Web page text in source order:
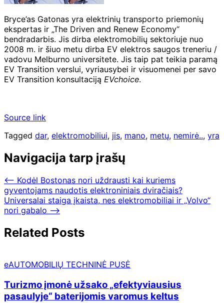
Bryce’as Gatonas yra elektrinių transporto priemonių
ekspertas ir „The Driven and Renew Economy“
bendradarbis. Jis dirba elektromobilių sektoriuje nuo
2008 m. ir šiuo metu dirba EV elektros saugos treneriu /
vadovu Melburno universitete. Jis taip pat teikia paramą
EV Transition verslui, vyriausybei ir visuomenei per savo
EV Transition konsultaciją EVchoice.
Source link
Tagged dar, elektromobiliui, jis, mano, metų, nemirė.., yra
Navigacija tarp įrašų
⟵ Kodėl Bostonas nori uždrausti kai kuriems
gyventojams naudotis elektroniniais dviračiais?
Universalai staiga įkaista, nes elektromobiliai ir „Volvo“
nori gabalo ⟶
Related Posts
eAUTOMOBILIŲ TECHNINĖ PUSĖ
Turizmo įmonė užsako „efektyviausius
pasaulyje“ baterijomis varomus keltus